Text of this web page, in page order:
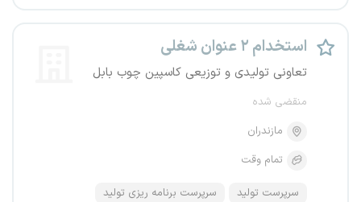
استخدام ۲ عنوان شغلی
تعاونی تولیدی و توزیعی کاسپین چوب بابل
منقضی شده
مازندران
تمام وقت
سرپرست تولید سرپرست برنامه ریزی تولید